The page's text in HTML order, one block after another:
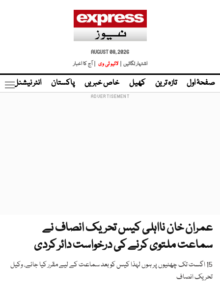
AUGUST 08, 2026
اشتہار لگائیں |
لائیو ٹی وی | آج کا اخبار
صفحۂ اول تازہ ترین کھیل خاص خبریں پاکستان انٹر نیشنل
عمران خان نااہلی کیس تحریک انصاف نے
سماعت ملتوی کرنے کی درخواست دائر کردی
15 اگست تک چھٹیوں پر ہوں لہذا کیس کو بعد سماعت کے لیے مقرر کیا جائے، وکیل
تحریک انصاف